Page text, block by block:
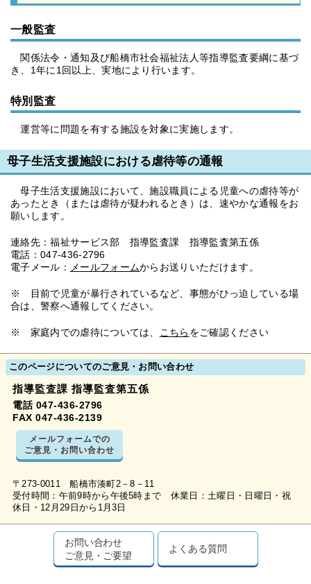
一般監査
関係法令・通知及び船橋市社会福祉法人等指導監査要綱に基づ
き、1年に1回以上、実地により行います。
特別監査
運営等に問題を有する施設を対象に実施します。
母子生活支援施設における虐待等の通報
母子生活支援施設において、施設職員による児童への虐待等が
あったとき（または虐待が疑われるとき）は、速やかな通報をお
願いします。
連絡先：福祉サービス部 指導監査課 指導監査第五係
電話：047-436-2796
電子メール：
メールフォームからお送りいただけます。
※ 目前で児童が暴行されているなど、事態がひっ迫している場
合は、警察へ通報してください。
※ 家庭内での虐待については、 こちら をご確認ください
このページについてのご意見・お問い合わせ
指導監査課 指導監査第五係
電話 047-436-2796
FAX 047-436-2139
メールフォームでの
ご意見・お問い合わせ
〒273-0011 船橋市湊町2－8－11
受付時間：午前9時から午後5時まで 休業日：土曜日・日曜日・祝
休日・12月29日から1月3日
お問い合わせ
ご意見・ご要望
よくある質問